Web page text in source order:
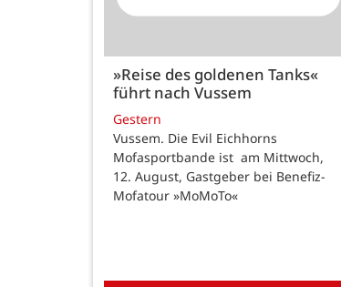
»Reise des goldenen Tanks«
führt nach Vussem
Gestern
Vussem. Die Evil Eichhorns
Mofasportbande ist am Mittwoch,
12. August, Gastgeber bei Benefiz-
Mofatour »MoMoTo«